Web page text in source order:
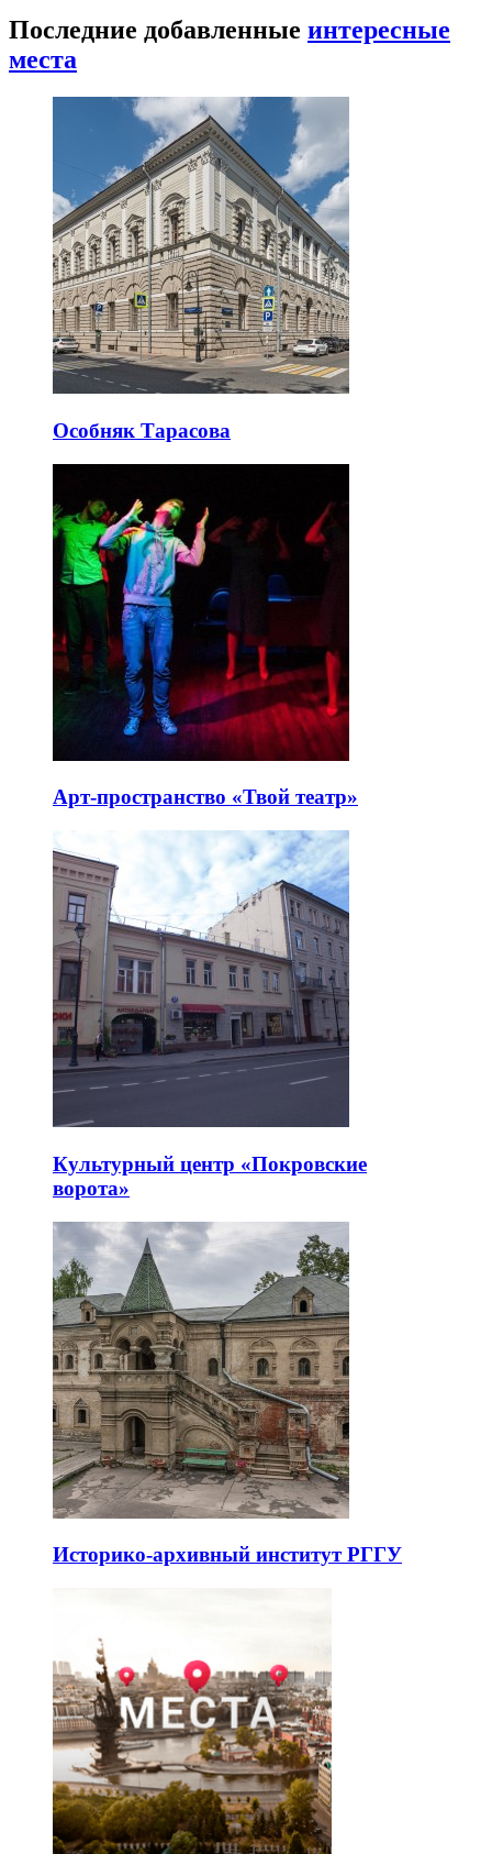
Последние добавленные интересные
места
Особняк Тарасова
Арт-пространство «Твой театр»
Культурный центр «Покровские
ворота»
Историко-архивный институт РГГУ